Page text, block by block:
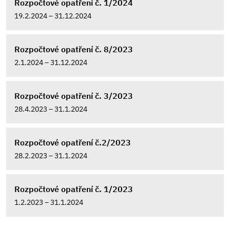
Rozpočtové opatření č. 1/2024
19.2.2024 – 31.12.2024
Rozpočtové opatření č. 8/2023
2.1.2024 – 31.12.2024
Rozpočtové opatření č. 3/2023
28.4.2023 – 31.1.2024
Rozpočtové opatření č.2/2023
28.2.2023 – 31.1.2024
Rozpočtové opatření č. 1/2023
1.2.2023 – 31.1.2024